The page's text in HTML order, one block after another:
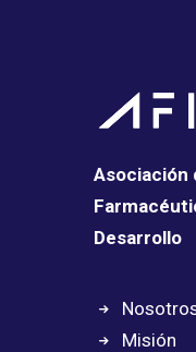
Asociación
Desarrollo
Misión